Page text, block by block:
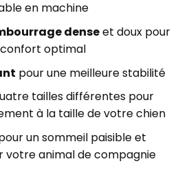
en machine
denseet doux pour
optimal
pour une meilleure stabilité
tailles différentes pour
à la taille de votre chien
un sommeil paisible et
votre animal de compagnie